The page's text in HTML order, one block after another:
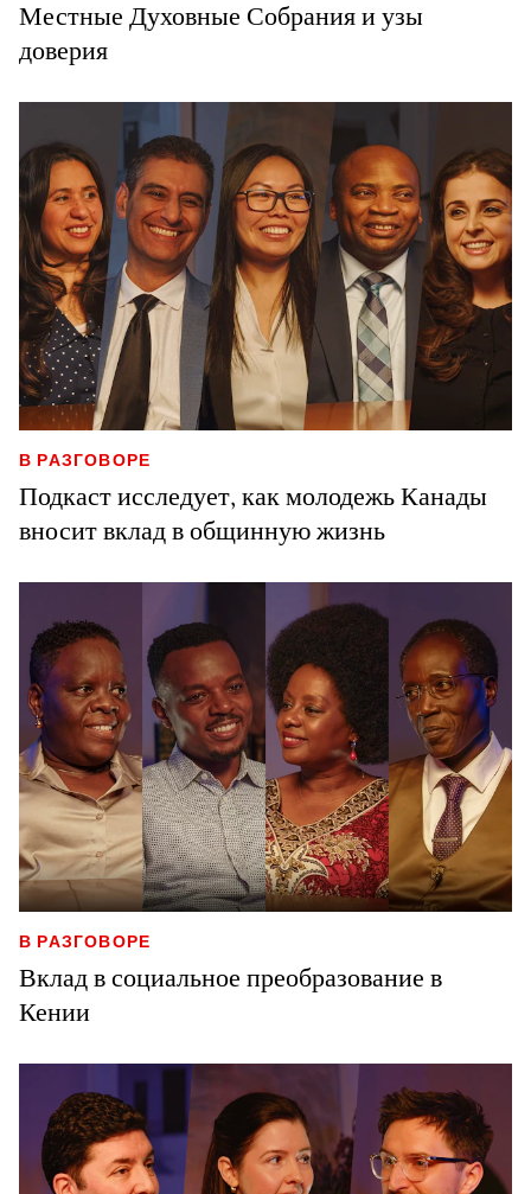
Местные Духовные Собрания и узы
доверия
В РАЗГОВОРЕ
Подкаст исследует, как молодежь Канады
вносит вклад в общинную жизнь
В РАЗГОВОРЕ
Вклад в социальное преобразование в
Кении